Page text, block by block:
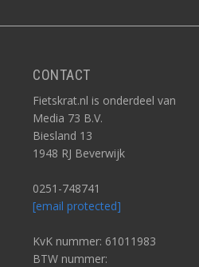
CONTACT
Fietskrat.nl is onderdeel van
Media 73 B.V.
Biesland 13
1948 RJ Beverwijk
0251-748741
[email protected]
KvK nummer: 61011983
BTW nummer: